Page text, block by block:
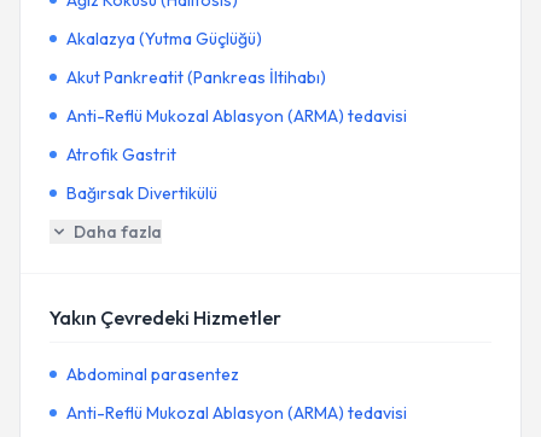
Akalazya (Yutma Güçlüğü)
Akut Pankreatit (Pankreas İltihabı)
Anti-Reflü Mukozal Ablasyon (ARMA) tedavisi
Atrofik Gastrit
Bağırsak Divertikülü
Daha fazla
Yakın Çevredeki Hizmetler
Abdominal parasentez
Anti-Reflü Mukozal Ablasyon (ARMA) tedavisi